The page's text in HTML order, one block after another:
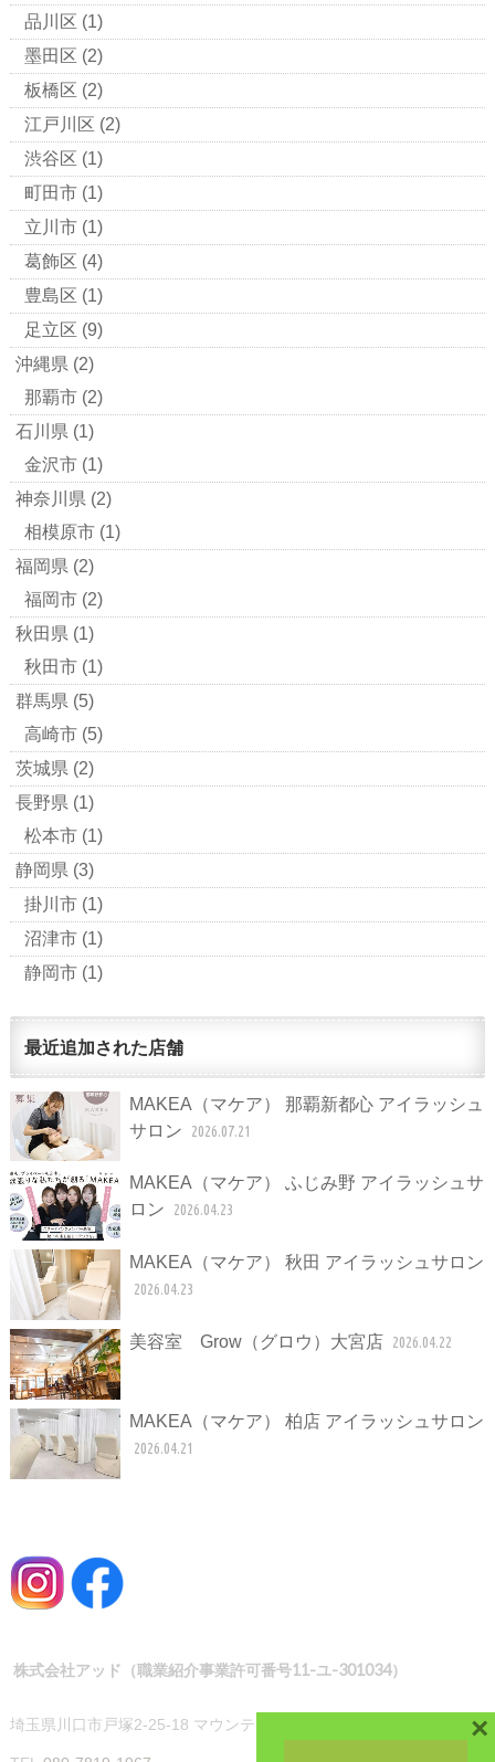
品川区 (1)
墨田区 (2)
板橋区 (2)
江戸川区 (2)
渋谷区 (1)
町田市 (1)
立川市 (1)
葛飾区 (4)
豊島区 (1)
足立区 (9)
沖縄県 (2)
那覇市 (2)
石川県 (1)
金沢市 (1)
神奈川県 (2)
相模原市 (1)
福岡県 (2)
福岡市 (2)
秋田県 (1)
秋田市 (1)
群馬県 (5)
高崎市 (5)
茨城県 (2)
長野県 (1)
松本市 (1)
静岡県 (3)
掛川市 (1)
沼津市 (1)
静岡市 (1)
最近追加された店舗
MAKEA（マケア） 那覇新都心 アイラッシュ
サロン
2026.07.21
MAKEA（マケア） ふじみ野 アイラッシュサ
ロン
2026.04.23
MAKEA（マケア） 秋田 アイラッシュサロン
2026.04.23
美容室 Grow（グロウ）大宮店 2026.04.22
MAKEA（マケア） 柏店 アイラッシュサロン
2026.04.21
株式会社アッド（職業紹介事業許可番号11-ユ-301034）
埼玉県川口市戸塚2-25-18 マウンテンハイツ101 ×